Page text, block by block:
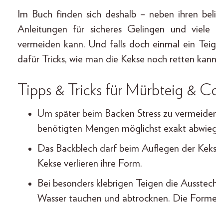
Im Buch finden sich deshalb – neben ihren
Anleitungen für sicheres Gelingen und viele
vermeiden kann. Und falls doch einmal ein
dafür Tricks, wie man die Kekse noch retten
Tipps & Tricks für Mürbteig &
Um später beim Backen Stress zu
benötigten Mengen möglichst exakt
Das Backblech darf beim Auflegen der
Kekse verlieren ihre Form.
Bei besonders klebrigen Teigen die
Wasser tauchen und abtrocknen. Die